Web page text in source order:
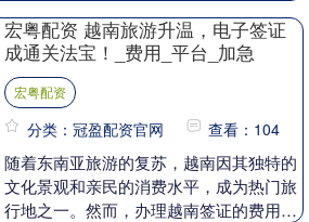
合作伙伴。....
宏粤配资 越南旅游升温，电子签证
成通关法宝！_费用_平台_加急
宏粤配资
分类：冠盈配资官网 查看：104
随着东南亚旅游的复苏，越南因其独特的
文化景观和亲民的消费水平，成为热门旅
行地之一。然而，办理越南签证的费用、